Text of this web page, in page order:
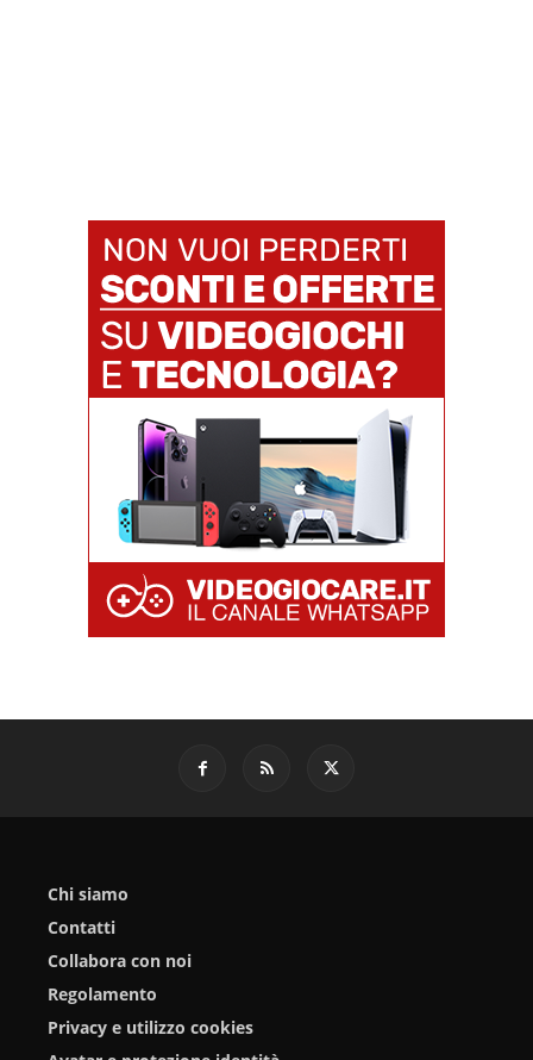
Chi siamo
Contatti
Collabora con noi
Regolamento
Privacy e utilizzo cookies